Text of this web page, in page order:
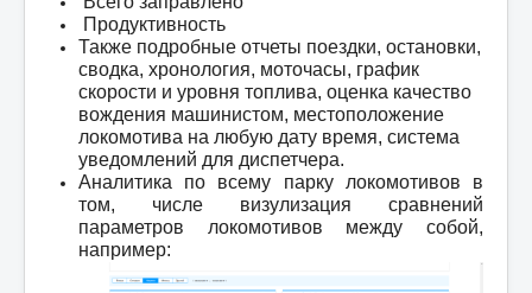
Продуктивность
Также подробные отчеты поездки, остановки,
сводка, хронология, моточасы, график
скорости и уровня топлива, оценка качество
вождения машинистом, местоположение
локомотива на любую дату время, система
уведомлений для диспетчера.
Аналитика по всему парку локомотивов в
том, числе визулизация сравнений
параметров локомотивов между собой,
например: